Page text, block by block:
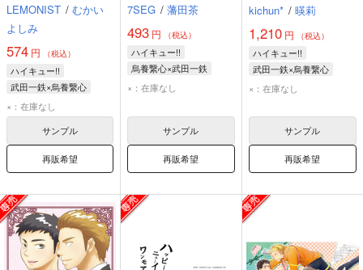
LEMONIST / むかい
よしみ
574 円 （税込）
ハイキュー!!
武田一鉄×烏養繋心
烏養繋心
×：在庫なし
サンプル
再販希望
7SEG / 藩田茶
493 円 （税込）
ハイキュー!!
烏養繋心×武田一鉄
烏養繋心
×：在庫なし
サンプル
再販希望
kichun* / 暎莉
1,210円 （税込）
ハイキュー!!
武田一鉄×烏養繋心
烏養繋心
×：在庫なし
サンプル
再販希望